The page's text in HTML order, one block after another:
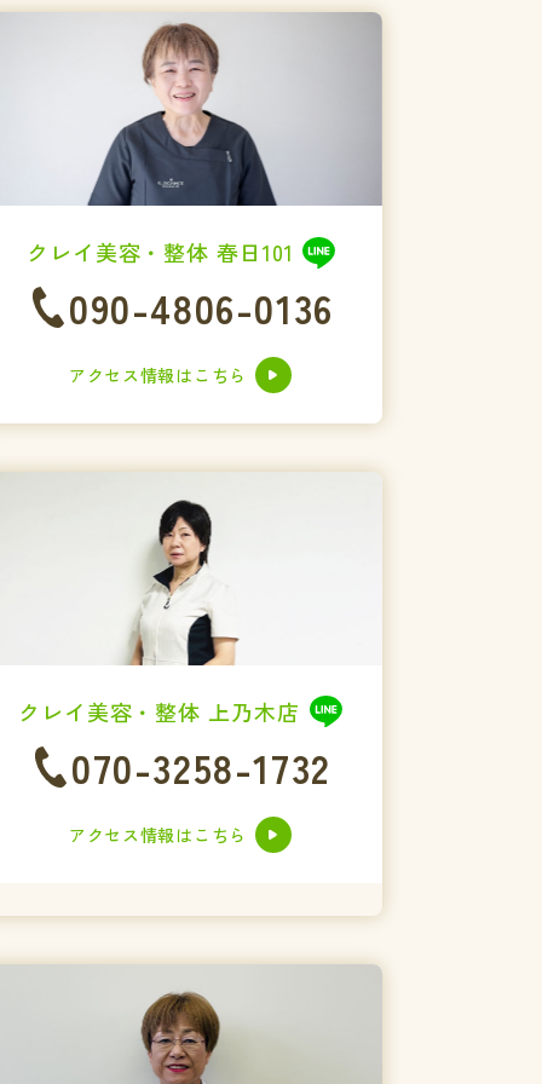
クレイ美容・整体 春日101
090-4806-0136
アクセス情報はこちら
クレイ美容・整体 上乃木店
070-3258-1732
アクセス情報はこちら